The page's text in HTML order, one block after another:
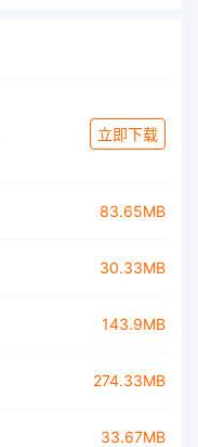
立即下载
83.65MB
30.33MB
143.9MB
274.33MB
33.67MB